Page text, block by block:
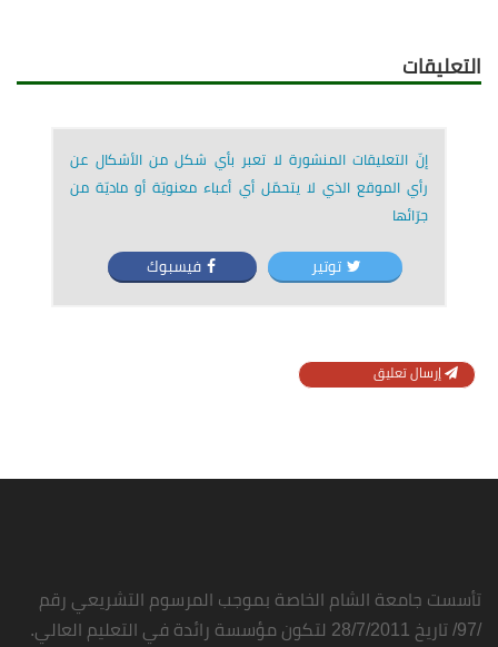
التعليقات
إنّ التعليقات المنشورة لا تعبر بأي شكل من الأشكال عن
رأي الموقع الذي لا يتحمّل أي أعباء معنويّة أو ماديّة من
جرّائها
توتير فيسبوك
إرسال تعليق
تأسست جامعة الشام الخاصة بموجب المرسوم التشريعي رقم
/97/ تاريخ 28/7/2011 لتكون مؤسسة رائدة في التعليم العالي.